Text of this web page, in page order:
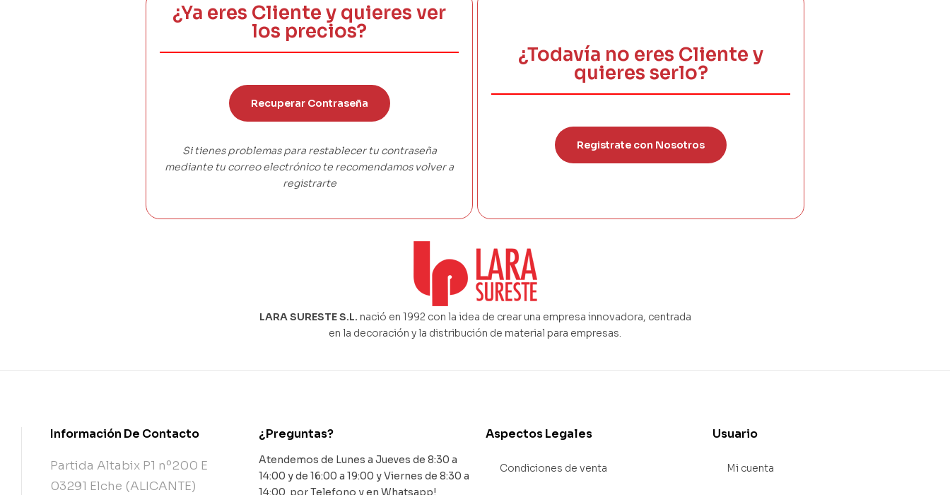
¿Ya eres Cliente y quieres ver
los precios?
Recuperar Contraseña
Si tienes problemas para restablecer tu contraseña
mediante tu correo electrónico te recomendamos volver a
registrarte
¿Todavía no eres Cliente y
quieres serlo?
Registrate con Nosotros
LARA SURESTE S.L. nació en 1992 con la idea de crear una empresa innovadora, centrada
en la decoración y la distribución de material para empresas.
Información De Contacto
Partida Altabix P1 nº200 E
03291 Elche (ALICANTE)
¿Preguntas?
Atendemos de Lunes a Jueves de 8:30 a
14:00 y de 16:00 a 19:00 y Viernes de 8:30 a
14:00 por Telefono y en Whatsapp!
Aspectos Legales
Condiciones de venta
Usuario
Mi cuenta